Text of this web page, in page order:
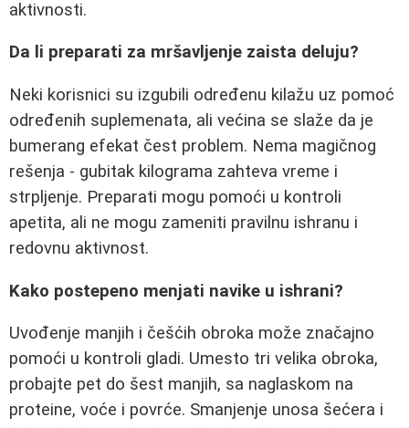
aktivnosti.
Da li preparati za mršavljenje zaista deluju?
Neki korisnici su izgubili određenu kilažu uz pomoć
određenih suplemenata, ali većina se slaže da je
bumerang efekat čest problem. Nema magičnog
rešenja - gubitak kilograma zahteva vreme i
strpljenje. Preparati mogu pomoći u kontroli
apetita, ali ne mogu zameniti pravilnu ishranu i
redovnu aktivnost.
Kako postepeno menjati navike u ishrani?
Uvođenje manjih i češćih obroka može značajno
pomoći u kontroli gladi. Umesto tri velika obroka,
probajte pet do šest manjih, sa naglaskom na
proteine, voće i povrće. Smanjenje unosa šećera i